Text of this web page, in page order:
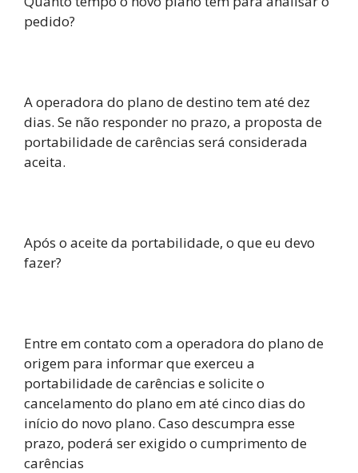
pedido?
A operadora do plano de destino tem até dez
dias. Se não responder no prazo, a proposta de
portabilidade de carências será considerada
aceita.
Após o aceite da portabilidade, o que eu devo
fazer?
Entre em contato com a operadora do plano de
origem para informar que exerceu a
portabilidade de carências e solicite o
cancelamento do plano em até cinco dias do
início do novo plano. Caso descumpra esse
prazo, poderá ser exigido o cumprimento de
carências